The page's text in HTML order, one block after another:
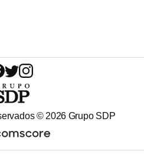
© 2026 Grupo SDP